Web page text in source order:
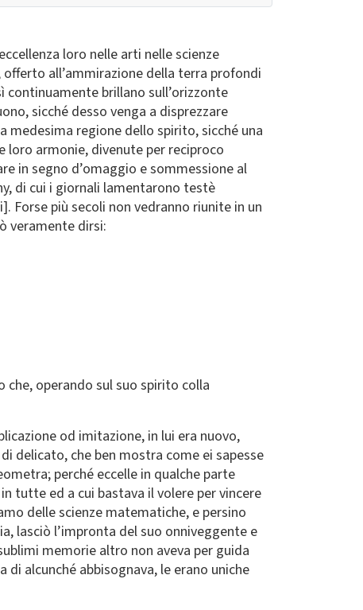
loro nelle arti nelle scienze
all’ammirazione della terra profondi
continuamente brillano sull’orizzonte
sicché desso venga a disprezzare
medesima regione dello spirito, sicché una
armonie, divenute per reciproco
in segno d’omaggio e sommessione al
di cui i giornali lamentarono testè
Forse più secoli non vedranno riunite in un
veramente dirsi:
operando sul suo spirito colla
od imita­zione, in lui era nuovo,
delicato, che ben mostra come ei sapesse
perché eccelle in qualche parte
tutte ed a cui bastava il volere per vincere
delle scienze matematiche, e persino
lasciò l’impronta del suo onniveggente e
memorie altro non aveva per guida
alcunché abbisognava, le erano uniche